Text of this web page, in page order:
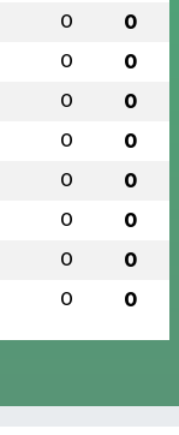
0 0
0 0
0 0
0 0
0 0
0 0
0 0
0 0